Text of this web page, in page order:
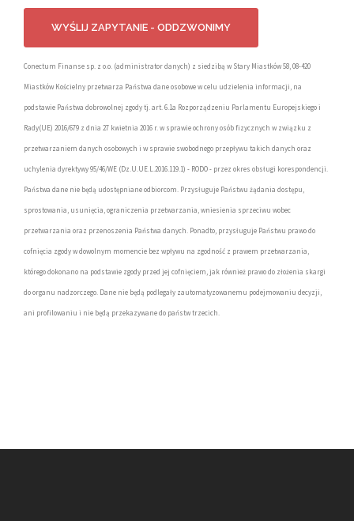
Conectum Finanse sp. z o.o. (administrator danych) z siedzibą w Stary Miastków 58, 08-420
Miastków Kościelny przetwarza Państwa dane osobowe w celu udzielenia informacji, na
podstawie Państwa dobrowolnej zgody tj. art. 6.1a Rozporządzeniu Parlamentu Europejskiego i
Rady(UE) 2016/679 z dnia 27 kwietnia 2016 r. w sprawie ochrony osób fizycznych w związku z
przetwarzaniem danych osobowych i w sprawie swobodnego przepływu takich danych oraz
uchylenia dyrektywy 95/46/WE (Dz.U.UE.L.2016.119.1) - RODO - przez okres obsługi korespondencji.
Państwa dane nie będą udostępniane odbiorcom. Przysługuje Państwu żądania dostępu,
sprostowania, usunięcia, ograniczenia przetwarzania, wniesienia sprzeciwu wobec
przetwarzania oraz przenoszenia Państwa danych. Ponadto, przysługuje Państwu prawo do
cofnięcia zgody w dowolnym momencie bez wpływu na zgodność z prawem przetwarzania,
którego dokonano na podstawie zgody przed jej cofnięciem, jak również prawo do złożenia skargi
do organu nadzorczego. Dane nie będą podlegały zautomatyzowanemu podejmowaniu decyzji,
ani profilowaniu i nie będą przekazywane do państw trzecich.